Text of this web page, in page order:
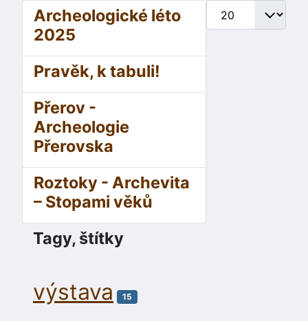
Počet zobrazení
Archeologické léto
2025
Pravěk, k tabuli!
Přerov -
Archeologie
Přerovska
Roztoky - Archevita
– Stopami věků
Tagy, štítky
výstava 15